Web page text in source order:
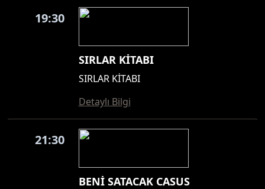
19:30
SIRLAR KİTABI
SIRLAR KİTABI
Detaylı Bilgi
21:30
BENİ SATACAK CASUS